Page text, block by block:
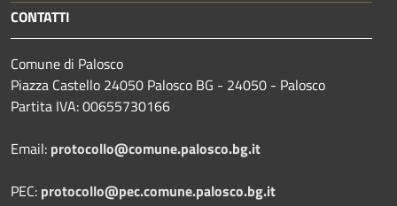
CONTATTI
Comune di Palosco
Piazza Castello 24050 Palosco BG - 24050 - Palosco
Partita IVA: 00655730166
Email: protocollo@comune.palosco.bg.it
PEC: protocollo@pec.comune.palosco.bg.it